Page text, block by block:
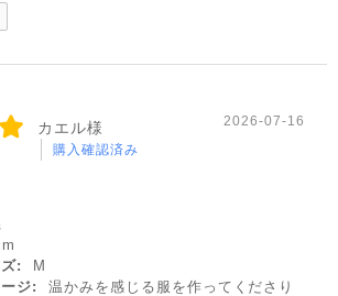
カエル様
購入確認済み
2026-07-16
:
M
ジ:
温かみを感じる服を作ってくださり